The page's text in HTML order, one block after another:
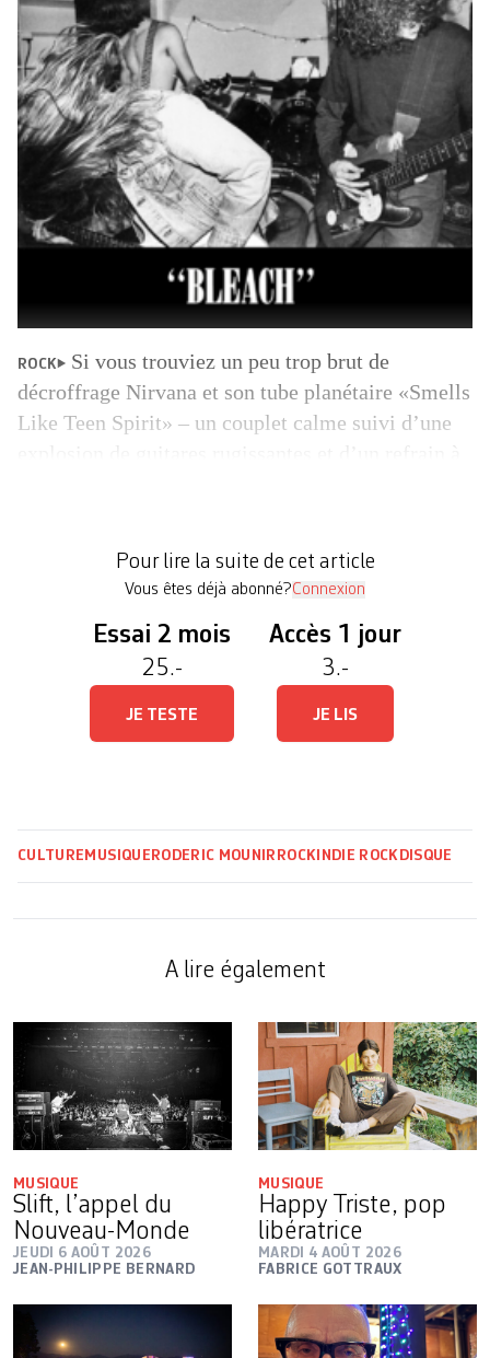
ROCK
Si vous trouviez un peu trop brut de
décroffrage Nirvana et son tube planétaire «Smells
Like Teen Spirit» – un couplet calme suivi d’une
Washington, bénéficie pour ses […]
Pour lire la suite de cet article
Vous êtes déjà abonné?Connexion
Essai 2 mois
25.-
JE TESTE
Accès 1 jour
3.-
JE LIS
CULTURE MUSIQUE RODERIC MOUNIR ROCK INDIE ROCK DISQUE
A lire également
MUSIQUE
Slift, l’appel du
Nouveau-Monde
JEUDI 6 AOÛT 2026
JEAN-PHILIPPE BERNARD
MUSIQUE
Happy Triste, pop
libératrice
MARDI 4 AOÛT 2026
FABRICE GOTTRAUX